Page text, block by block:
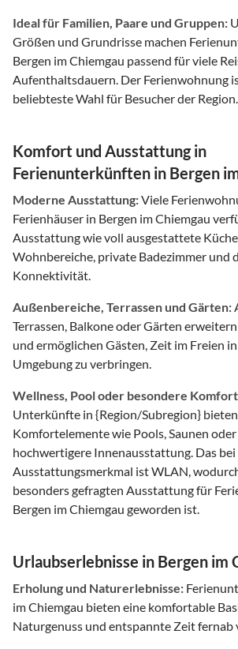
Ideal für Familien, Paare und Gruppen:
Größen und Grundrisse machen
Bergen im Chiemgau passend für viele
Aufenthaltsdauern. Der Ferienwohnung
beliebteste Wahl für Besucher der Region.
Komfort und Ausstattung in
Ferienunterkünften in Bergen
Moderne Ausstattung:Viele
Ferienhäuser in Bergen im Chiemgau
Ausstattung wie voll ausgestattete
Wohnbereiche, private Badezimmer und
Konnektivität.
Außenbereiche, Terrassen und Gärten:
Terrassen, Balkone oder Gärten
und ermöglichen Gästen, Zeit im Freien
Umgebung zu verbringen.
Wellness, Pool oder besondere
Unterkünfte in {Region/Subregion}
Komfortelemente wie Pools, Saunen
hochwertigere Innenausstattung. Das
Ausstattungsmerkmal ist WLAN,
besonders gefragten Ausstattung für
Bergen im Chiemgau geworden ist.
Urlaubserlebnisse in Bergen im
Erholung und Naturerlebnisse:
im Chiemgau bieten eine komfortable
Naturgenuss und entspannte Zeit fernab